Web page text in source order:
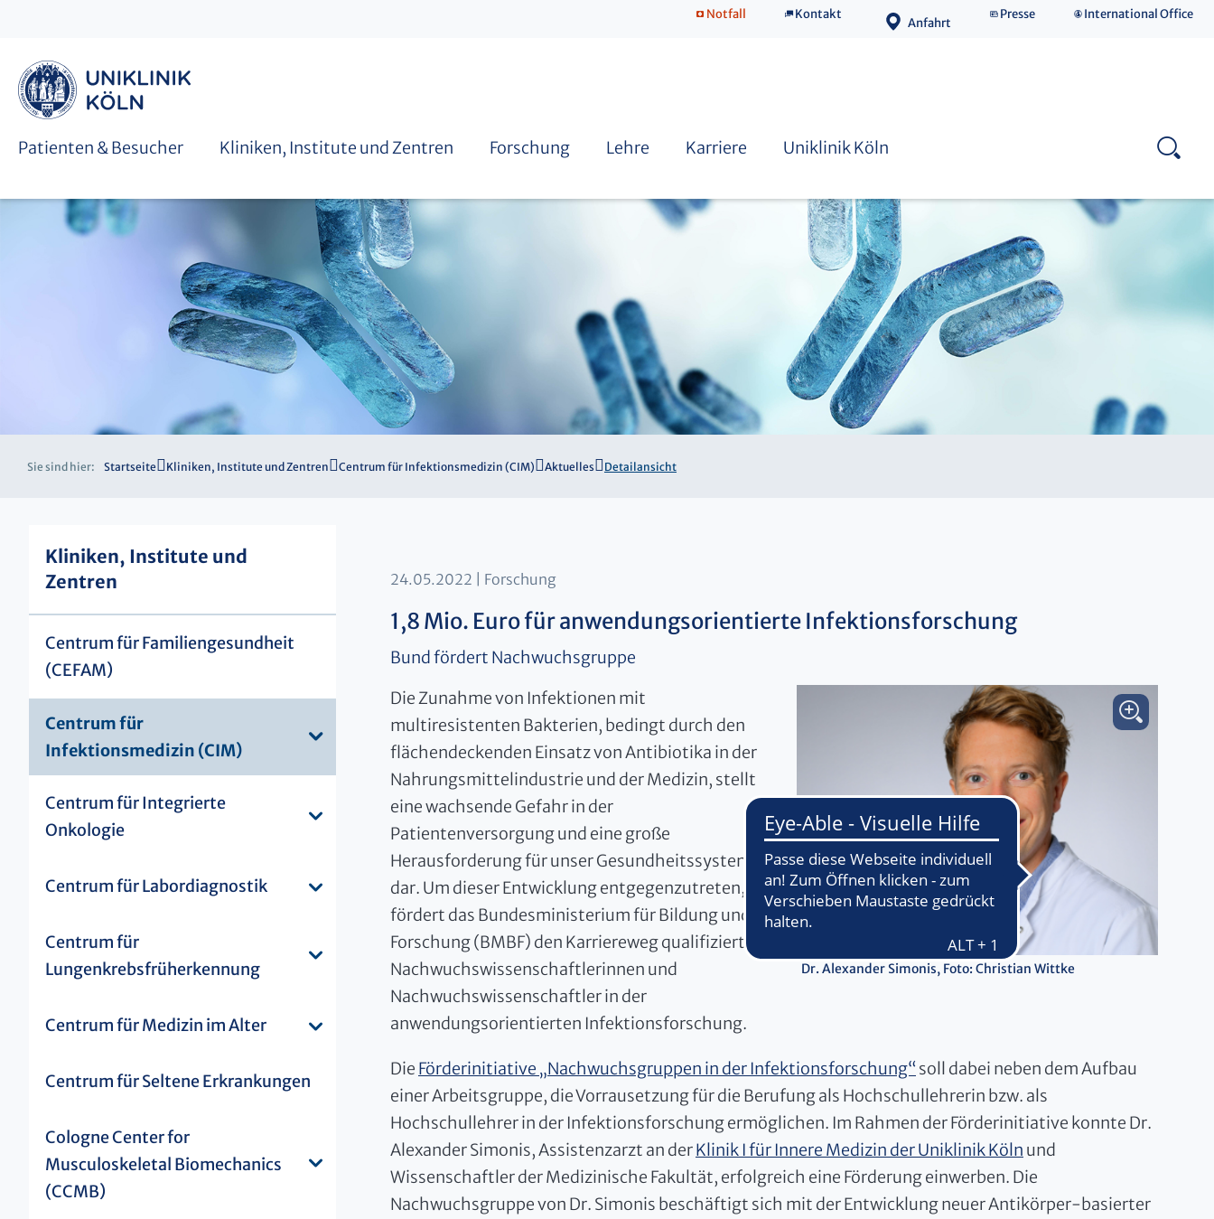
Notfall Kontakt
Anfahrt
Presse International Office
Patienten & Besucher Kliniken, Institute und Zentren Forschung Lehre Karriere Uniklinik Köln
Sie sind hier: Startseite Kliniken, Institute und Zentren Centrum für Infektionsmedizin (CIM) Aktuelles Detailansicht
Kliniken, Institute und
Zentren
Centrum für Familiengesundheit
(CEFAM)
Centrum für
Infektionsmedizin (CIM)
Centrum für Integrierte
Onkologie
Centrum für Labordiagnostik
Centrum für
Lungenkrebsfrüherkennung
Centrum für Medizin im Alter
Centrum für Seltene Erkrankungen
Cologne Center for
Musculoskeletal Biomechanics
(CCMB)
24.05.2022 Forschung
1,8 Mio. Euro für anwendungsorientierte Infektionsforschung
Bund fördert Nachwuchsgruppe
Dr. Alexander Simonis, Foto: Christian Wittke
Die Zunahme von Infektionen mit
multiresistenten Bakterien, bedingt durch den
flächendeckenden Einsatz von Antibiotika in der
Nahrungsmittelindustrie und der Medizin, stellt
eine wachsende Gefahr in der
Patientenversorgung und eine große
Herausforderung für unser Gesundheitssystem
dar. Um dieser Entwicklung entgegenzutreten,
fördert das Bundesministerium für Bildung und
Forschung (BMBF) den Karriereweg qualifizierter
Nachwuchswissenschaftlerinnen und
Nachwuchswissenschaftler in der
anwendungsorientierten Infektionsforschung.
Die Förderinitiative „Nachwuchsgruppen in der Infektionsforschung“soll dabei neben dem Aufbau
einer Arbeitsgruppe, die Vorrausetzung für die Berufung als Hochschullehrerin bzw. als
Hochschullehrer in der Infektionsforschung ermöglichen. Im Rahmen der Förderinitiative konnte Dr.
Alexander Simonis, Assistenzarzt an derKlinik I für Innere Medizin der Uniklinik Köln und
Wissenschaftler der Medizinische Fakultät, erfolgreich eine Förderung einwerben. Die
Nachwuchsgruppe von Dr. Simonis beschäftigt sich mit der Entwicklung neuer Antikörper-basierter